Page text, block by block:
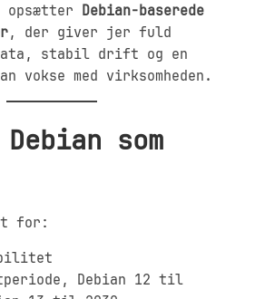
opsætter Debian-baserede
, der giver jer fuld
stabil drift og en
vokse med virksomheden.
som
for:
Debian 12 til